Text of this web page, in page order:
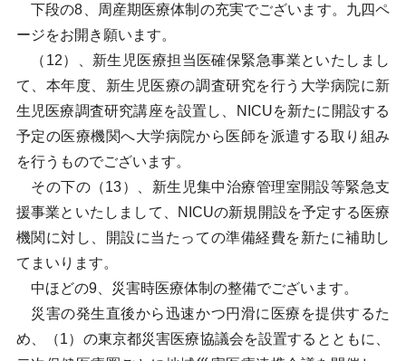
下段の8、周産期医療体制の充実でございます。九四ペ
ージをお開き願います。
（12）、新生児医療担当医確保緊急事業といたしまし
て、本年度、新生児医療の調査研究を行う大学病院に新
生児医療調査研究講座を設置し、NICUを新たに開設する
予定の医療機関へ大学病院から医師を派遣する取り組み
を行うものでございます。
その下の（13）、新生児集中治療管理室開設等緊急支
援事業といたしまして、NICUの新規開設を予定する医療
機関に対し、開設に当たっての準備経費を新たに補助し
てまいります。
中ほどの9、災害時医療体制の整備でございます。
災害の発生直後から迅速かつ円滑に医療を提供するた
め、（1）の東京都災害医療協議会を設置するとともに、